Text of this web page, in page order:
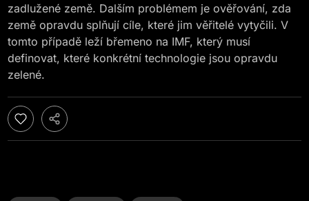
zadlužené země. Dalším problémem je ověřování, zda
země opravdu splňují cíle, které jim věřitelé vytyčili. V
tomto případě leží břemeno na IMF, který musí
definovat, které konkrétní technologie jsou opravdu
zelené.